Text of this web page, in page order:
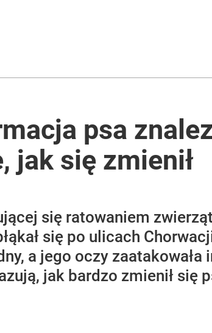
psa
jak się zmienił
się ratowaniem
się po ulicach
a jego oczy
jak bardzo zmienił się